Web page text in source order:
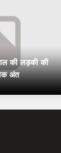
की लड़की की
अंत